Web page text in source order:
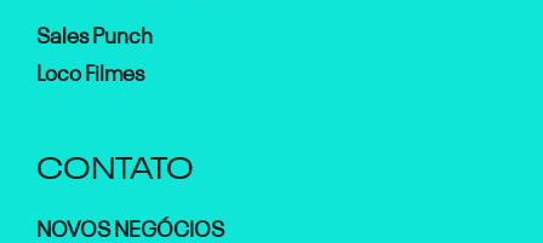
Sales Punch
Loco Filmes
CONTATO
NOVOS NEGÓCIOS